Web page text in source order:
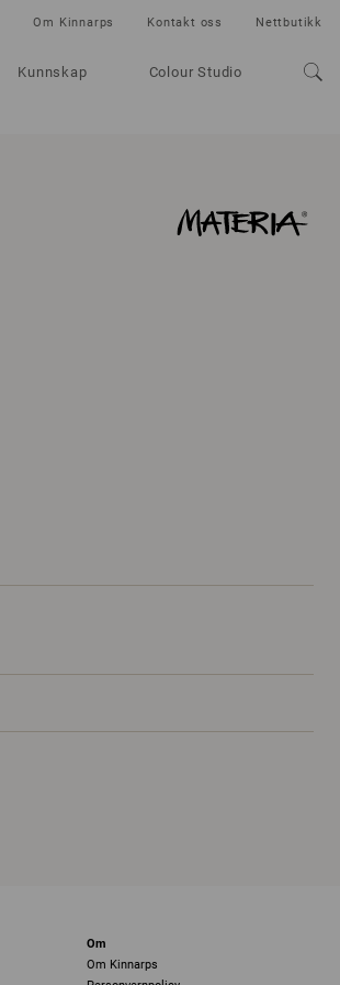
Kunnskap Colour Studio
Om Kinnarps Kontakt oss Nettbutikk
Om
Om Kinnarps